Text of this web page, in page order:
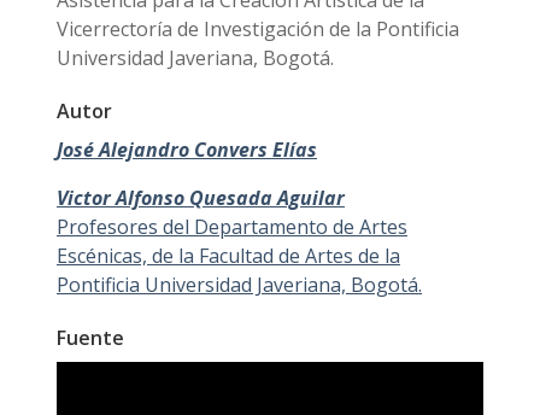
Vicerrectoría de Investigación de la Pontificia
Universidad Javeriana, Bogotá.
Autor
José Alejandro Convers Elías
Victor Alfonso Quesada Aguilar
Profesores del Departamento de Artes
Escénicas, de la Facultad de Artes de la
Pontificia Universidad Javeriana, Bogotá.
Fuente